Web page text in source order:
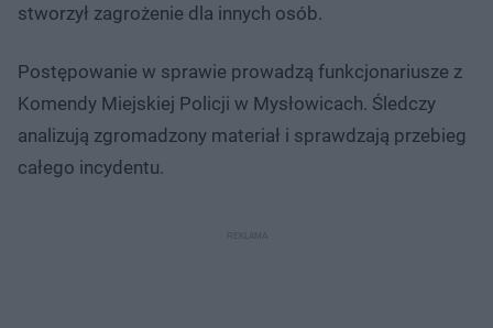
stworzył zagrożenie dla innych osób.
Postępowanie w sprawie prowadzą funkcjonariusze z
Komendy Miejskiej Policji w Mysłowicach. Śledczy
analizują zgromadzony materiał i sprawdzają przebieg
całego incydentu.